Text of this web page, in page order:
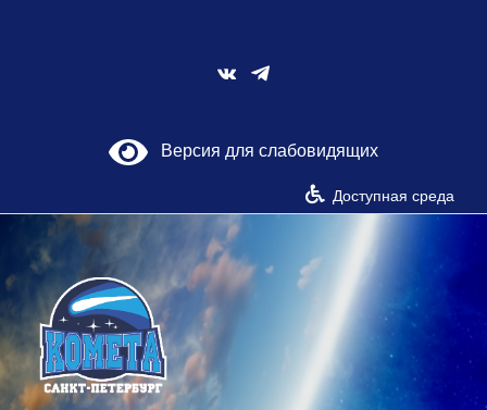
Vk
Версия для слабовидящих
Доступная среда